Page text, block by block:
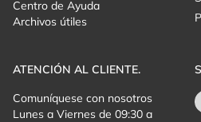
Centro de Ayuda
Archivos útiles
ATENCIÓN AL CLIENTE.
Comuníquese con nosotros
Lunes a Viernes de 09:30 a